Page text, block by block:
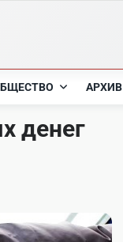
АРХИВ
денег